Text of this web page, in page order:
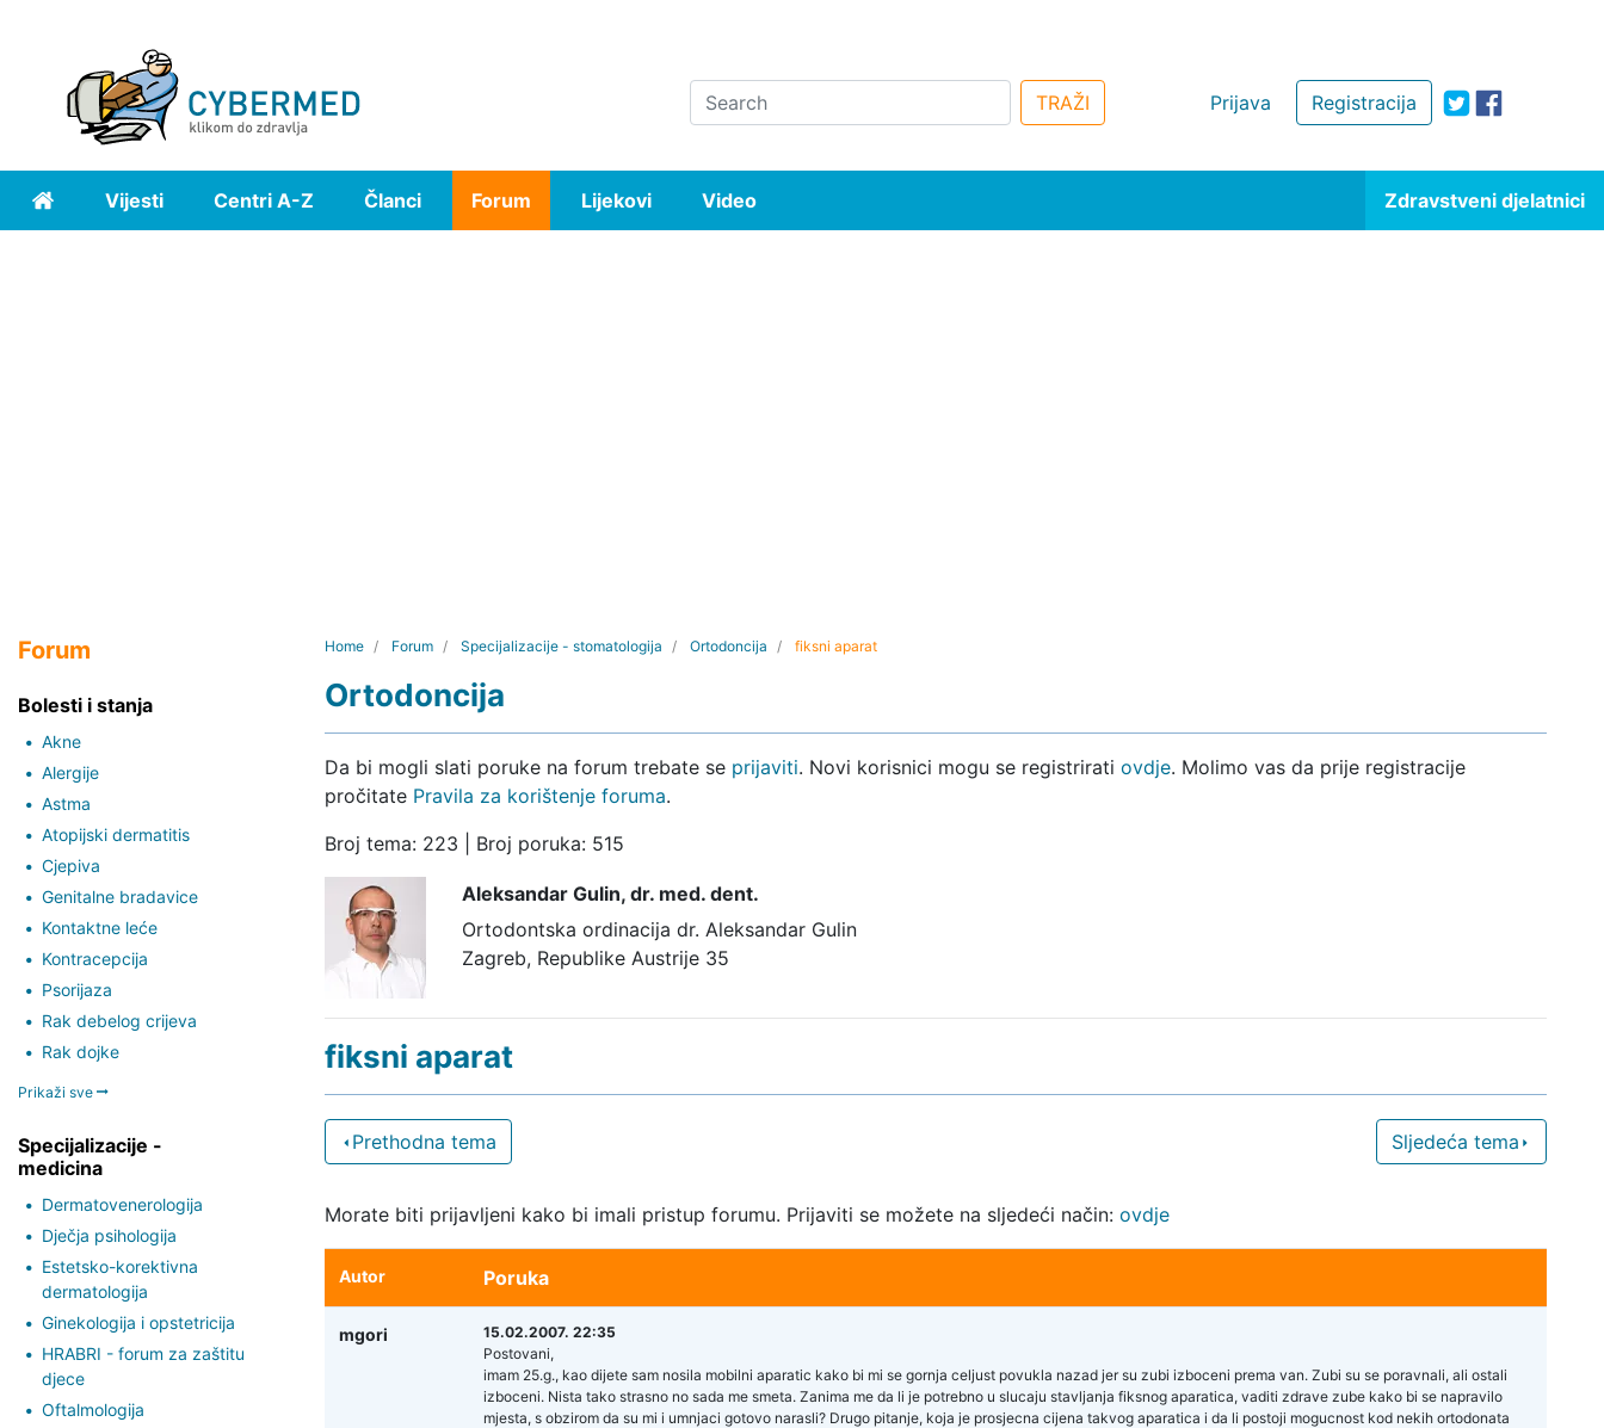
Registracija
Prijava
Search TRAŽI
Home Vijesti Centri A-Z Članci Forum Lijekovi Video Zdravstveni djelatnici
Forum
Bolesti i stanja
Akne
Alergije
Astma
Atopijski dermatitis
Cjepiva
Genitalne bradavice
Kontaktne leće
Kontracepcija
Psorijaza
Rak debelog crijeva
Rak dojke
Prikaži sve
Specijalizacije -
medicina
Dermatovenerologija
Dječja psihologija
Estetsko-korektivna
dermatologija
Ginekologija i opstetricija
HRABRI - forum za zaštitu
djece
Oftalmologija
Home Forum Specijalizacije - stomatologija Ortodoncija fiksni aparat
Ortodoncija
Da bi mogli slati poruke na forum trebate se prijaviti. Novi korisnici mogu se registrirati ovdje. Molimo vas da prije registracije
pročitate Pravila za korištenje foruma.
Broj tema: 223 | Broj poruka: 515
Aleksandar Gulin, dr. med. dent.
Ortodontska ordinacija dr. Aleksandar Gulin
Zagreb, Republike Austrije 35
fiksni aparat
Prethodna tema Sljedeća tema
Morate biti prijavljeni kako bi imali pristup forumu. Prijaviti se možete na sljedeći način: ovdje
Autor Poruka
mgori
15.02.2007. 22:35
Postovani,
imam 25.g., kao dijete sam nosila mobilni aparatic kako bi mi se gornja celjust povukla nazad jer su zubi izboceni prema van. Zubi su se poravnali, ali ostali
izboceni. Nista tako strasno no sada me smeta. Zanima me da li je potrebno u slucaju stavljanja fiksnog aparatica, vaditi zdrave zube kako bi se napravilo
mjesta, s obzirom da su mi i umnjaci gotovo narasli? Drugo pitanje, koja je prosjecna cijena takvog aparatica i da li postoji mogucnost kod nekih ortodonata